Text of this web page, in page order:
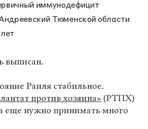
иммунодефицит
Тюменской области
выписан.
Раиля стабильное.
против хозяина» (РТПХ)
еще нужно принимать много